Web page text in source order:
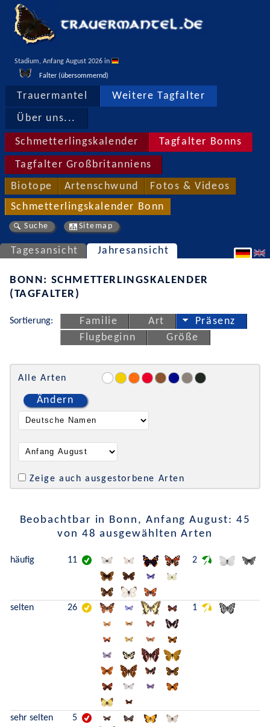
Stadium, Anfang August 2026 in
Falter (übersommernd)
Trauermantel Weitere Tagfalter
Über uns...
Schmetterlingskalender Tagfalter Bonns
Tagfalter Großbritanniens
Biotope Artenschwund Fotos & Videos
Schmetterlingskalender Bonn
Suche Sitemap
Tagesansicht Jahresansicht
BONN: SCHMETTERLINGSKALENDER
(TAGFALTER)
Sortierung: Familie Art
Präsenz
Flugbeginn
Größe
Alle Arten
Ändern
Zeige auch ausgestorbene Arten
Beobachtbar in Bonn, Anfang August: 45
von 48 ausgewählten Arten
häufig 11 2
selten 26 1
sehr selten 5